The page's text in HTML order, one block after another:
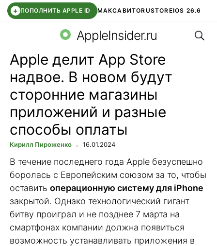
+ ПОПОЛНИТЬ APPLE ID МАКСАВИТОRUSTOREIOS 26.6
СБЕР КИДС ВТБ ОНЛАЙН ЧАТ В ROBLOX
AppleInsider.ru
Apple делит App Store
надвое. В новом будут
сторонние магазины
приложений и разные
способы оплаты
Кирилл Пироженко 16.01.2024
В течение последнего года Apple безуспешно
боролась с Европейским союзом за то, чтобы
оставить операционную систему для iPhone
закрытой. Однако технологический гигант
битву проиграл и не позднее 7 марта на
смартфонах компании должна появиться
возможность устанавливать приложения в